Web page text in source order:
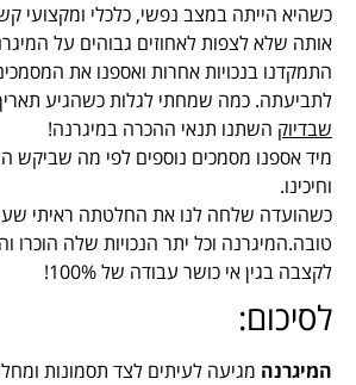
כשהיא הייתה במצב נפשי, כלכלי ומקצועי
אותה שלא לצפות לאחוזים גבוהים על
התמקדנו בנכויות אחרות ואספנו את
לתביעתה. כמה שמחתי לגלות כשהגיע
שבדיוק השתנו תנאי ההכרה במיגרנה!
מיד אספנו מסמכים נוספים לפי מה שביקש
וחיכינו.
כשהועדה שלחה לנו את החלטתה ראיתי
טובה.המיגרנה וכל יתר הנכויות שלה הוכרו
לקצבה בגין אי כושר עבודה של 100%!
לסיכום:
המיגרנה מגיעה לעיתים לצד תסמונות